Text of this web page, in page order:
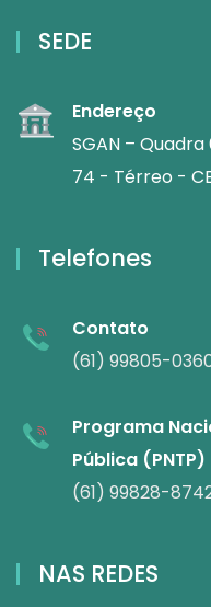
SEDE
Endereço
SGAN – Quadra
74 - Térreo -
Telefones
Contato
(61) 99805-
Programa
Pública (PNTP)
(61) 99828-
NAS REDES